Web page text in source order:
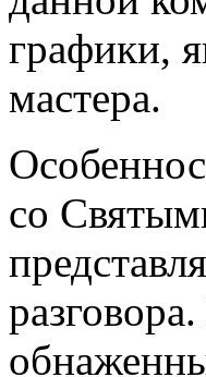
графики,
мастера.
со